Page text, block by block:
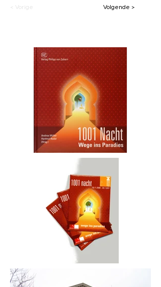
< Vorige Volgende >